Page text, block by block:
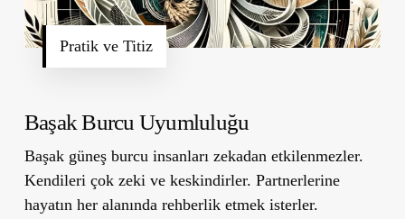
Pratik ve Titiz
Başak Burcu Uyumluluğu
Başak güneş burcu insanları zekadan etkilenmezler.
Kendileri çok zeki ve keskindirler. Partnerlerine
hayatın her alanında rehberlik etmek isterler.